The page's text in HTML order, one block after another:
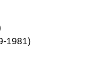
1981)